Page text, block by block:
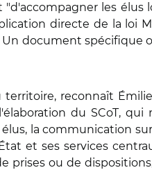
les élus
directe de la loi
document spécifique
reconnaît
du SCoT,
la communication
et ses services
prises ou de